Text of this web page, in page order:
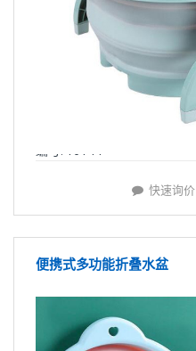
编号: Y6144
快速询价
便携式多功能折叠水盆